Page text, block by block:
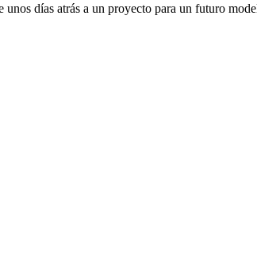
unos días atrás a un proyecto para un futuro